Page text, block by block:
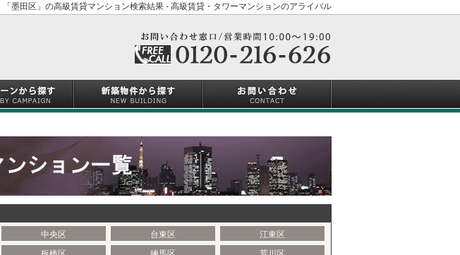
「墨田区」の高級賃貸マンション検索結果 - 高級賃貸・タワーマンションのアライバル
中央区 台東区
江東区